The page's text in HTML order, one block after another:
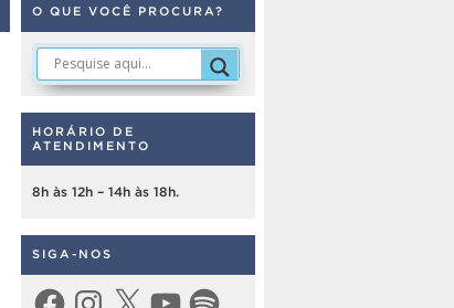
O QUE VOCÊ PROCURA?
HORÁRIO DE
ATENDIMENTO
8h às 12h – 14h às 18h.
SIGA-NOS
FacebookInstagram
X YouTubeSpotify